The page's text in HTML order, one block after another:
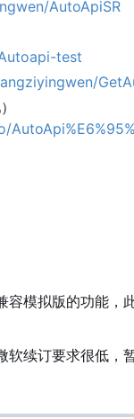
AutoApiSR
test
容模拟版的功能，
续订要求很低，